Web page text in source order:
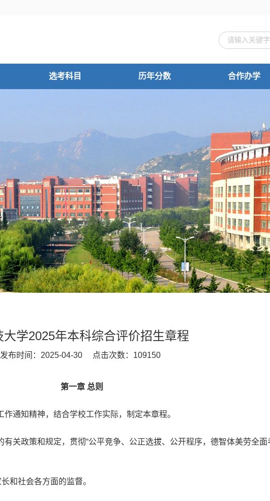
选考科目 历年分数 合作办学
大学2025年本科综合评价招生章程
发布时间：2025-04-30 点击次数： 109150
第一章 总则
通知精神，结合学校工作实际，制定本章程。
关政策和规定，贯彻“公平竞争、公正选拔、公开程序，德智体美劳全
和社会各方面的监督。